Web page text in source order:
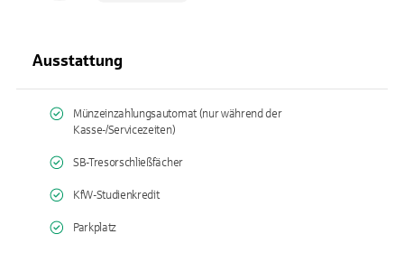
Ausstattung
Münzeinzahlungsautomat (nur während der
Kasse-/Servicezeiten)
SB-Tresorschließfächer
KfW-Studienkredit
Parkplatz